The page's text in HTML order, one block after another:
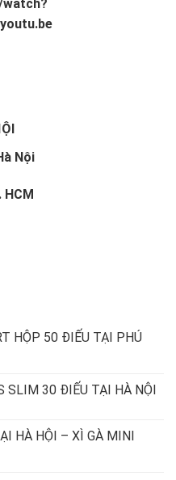
Nội
HCM
HỘP 50 ĐIẾU TẠI PHÚ
SLIM 30 ĐIẾU TẠI HÀ NỘI
HÀ HỘI – XÌ GÀ MINI